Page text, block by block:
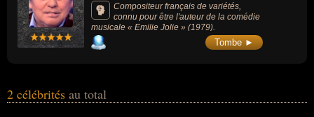
Compositeur français de variétés,
connu pour être l'auteur de la comédie
musicale « Emilie Jolie » (1979).
Tombe ►
2 célébrités au total